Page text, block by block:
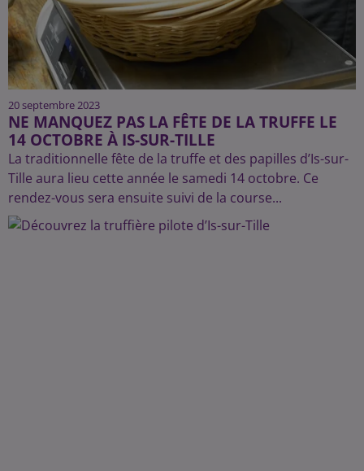
20 septembre 2023
NE MANQUEZ PAS LA FÊTE DE LA TRUFFE LE
14 OCTOBRE À IS-SUR-TILLE
La traditionnelle fête de la truffe et des papilles d’Is-sur-
Tille aura lieu cette année le samedi 14 octobre. Ce
rendez-vous sera ensuite suivi de la course...